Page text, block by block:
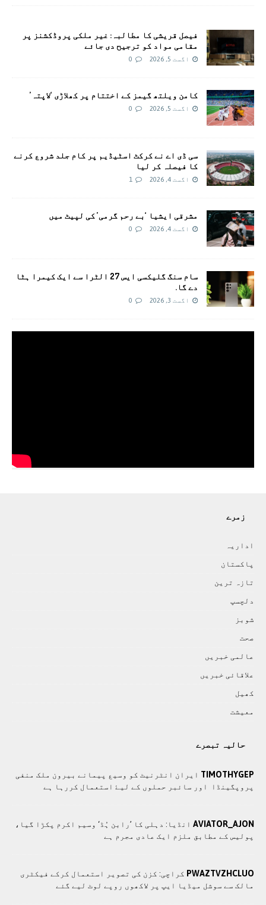
فیصل قریشی کا مطالبہ: غیر ملکی پروڈکشنز پر
مقامی مواد کو ترجیح دی جائے
اگست 5, 2026 0
کامن ویلتھ گیمز کے اختتام پر کھلاڑی ‘لاپتہ’
اگست 5, 2026 0
سی ڈی اے نے کرکٹ اسٹیڈیم پر کام جلد شروع کرنے
کا فیصلہ کر لیا
اگست 4, 2026 1
مشرقی ایشیا ‘بے رحم گرمی’ کی لپیٹ میں
اگست 4, 2026 0
سام سنگ گلیکسی ایس 27 الٹرا سے ایک کیمرا ہٹا
دے گا.
اگست 3, 2026 0
زمرے
اداريہ
پاکستان
تازہ ترين
دلچسپ
شوبز
صحت
عالمی خبريں
علاقائی خبريں
کھيل
معيشت
حالیہ تبصرے
TIMOTHYGEP ايران انٹرنيٹ کو وسيع پيمانے بيرون ملک منفی
پروپگينڈا اور سائبر حملوں کے ليۓ استعمال کررہا ہے
AVIATOR_AJON انڈیا: دہلی کا ’رابن ہُڈ‘ وسیم اکرم پکڑا گیا،
پولیس کے مطابق ملزم ایک عادی مجرم ہے
PWAZTVZHCLUO کراچی: کزن کی تصویر استعمال کرکے فیکٹری
مالک سے سوشل میڈیا ایپ پر لاکھوں روپے لوٹ لیے گئے